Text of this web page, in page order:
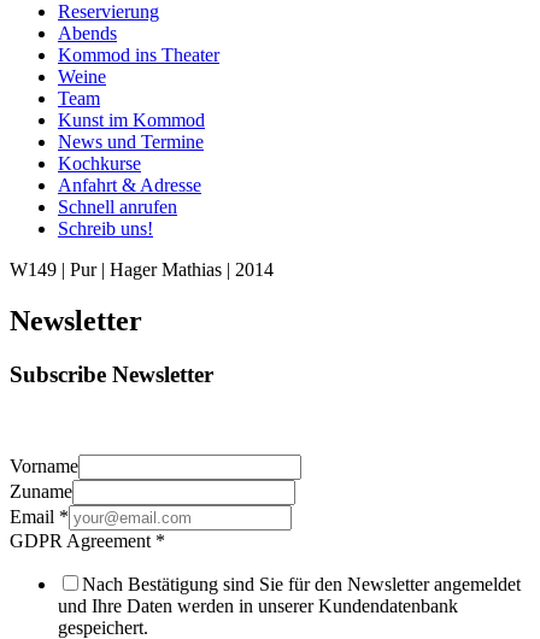
Reservierung
Abends
Kommod ins Theater
Weine
Team
Kunst im Kommod
News und Termine
Kochkurse
Anfahrt & Adresse
Schnell anrufen
Schreib uns!
W149 | Pur | Hager Mathias | 2014
Newsletter
Subscribe Newsletter
Vorname
Zuname
Email *
GDPR Agreement *
Nach Bestätigung sind Sie für den Newsletter angemeldet
und Ihre Daten werden in unserer Kundendatenbank
gespeichert.